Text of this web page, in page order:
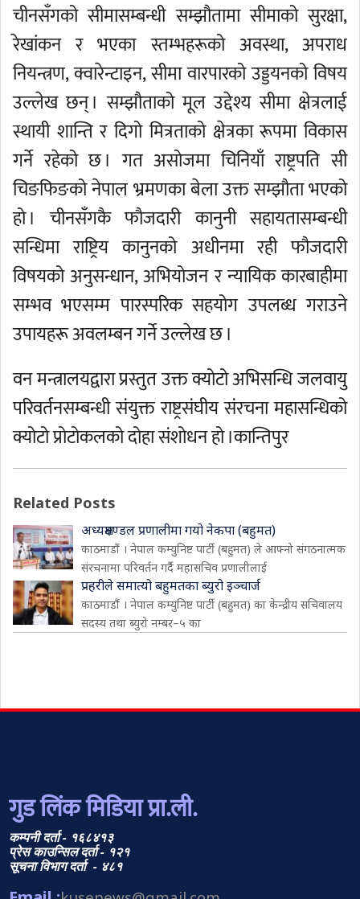
चीनसँगको सीमासम्बन्धी सम्झौतामा सीमाको सुरक्षा,
रेखांकन र भएका स्तम्भहरूको अवस्था, अपराध
नियन्त्रण, क्वारेन्टाइन, सीमा वारपारको उड्डयनको विषय
उल्लेख छन् । सम्झौताको मूल उद्देश्य सीमा क्षेत्रलाई
स्थायी शान्ति र दिगो मित्रताको क्षेत्रका रूपमा विकास
गर्ने रहेको छ । गत असोजमा चिनियाँ राष्ट्रपति सी
चिङफिङको नेपाल भ्रमणका बेला उक्त सम्झौता भएको
हो । चीनसँगकै फौजदारी कानुनी सहायतासम्बन्धी
सन्धिमा राष्ट्रिय कानुनको अधीनमा रही फौजदारी
विषयको अनुसन्धान, अभियोजन र न्यायिक कारबाहीमा
सम्भव भएसम्म पारस्परिक सहयोग उपलब्ध गराउने
उपायहरू अवलम्बन गर्ने उल्लेख छ ।
वन मन्त्रालयद्वारा प्रस्तुत उक्त क्योटो अभिसन्धि जलवायु
परिवर्तनसम्बन्धी संयुक्त राष्ट्रसंघीय संरचना महासन्धिको
क्योटो प्रोटोकलको दोहा संशोधन हो ।कान्तिपुर
Related Posts
अध्यक्षमण्डल प्रणालीमा गयो नेकपा (बहुमत)
काठमाडौं । नेपाल कम्युनिष्ट पार्टी (बहुमत) ले आफ्नो संगठनात्मक
संरचनामा परिवर्तन गर्दै महासचिव प्रणालीलाई
प्रहरीले समात्यो बहुमतका ब्युरो इञ्चार्ज
काठमाडौं । नेपाल कम्युनिष्ट पार्टी (बहुमत) का केन्द्रीय सचिवालय
सदस्य तथा ब्युरो नम्बर–५ का
गुड लिंक मिडिया प्रा.ली.
कम्पनी दर्ता - १६८४१३
प्रेस काउन्सिल दर्ता - १२१
सूचना विभाग दर्ता - ४८१